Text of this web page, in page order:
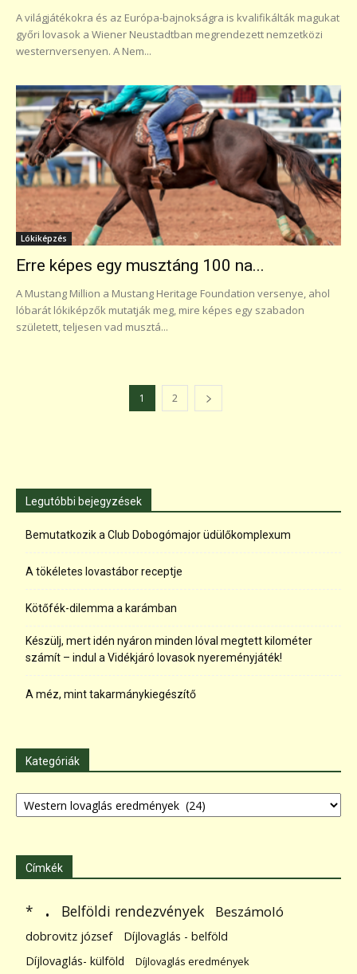
A világjátékokra és az Európa-bajnokságra is kvalifikálták magukat
győri lovasok a Wiener Neustadtban megrendezett nemzetközi
westernversenyen. A Nem...
Lókiképzés
Erre képes egy musztáng 100 na...
A Mustang Million a Mustang Heritage Foundation versenye, ahol
lóbarát lókiképzők mutatják meg, mire képes egy szabadon
született, teljesen vad musztá...
1 2
Legutóbbi bejegyzések
Bemutatkozik a Club Dobogómajor üdülőkomplexum
A tökéletes lovastábor receptje
Kötőfék-dilemma a karámban
Készülj, mert idén nyáron minden lóval megtett kilométer
számít – indul a Vidékjáró lovasok nyereményjáték!
A méz, mint takarmánykiegészítő
Kategóriák
Kategóriák
Címkék
* . Belföldi rendezvények Beszámoló
dobrovitz józsef
Díjlovaglás - belföld
Díjlovaglás- külföld
Díjlovaglás eredmények